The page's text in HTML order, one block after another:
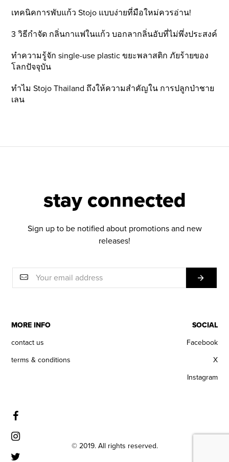
เทคนิคการพับแก้ว Stojo แบบง่ายที่มือใหม่ควรอ่าน!
3 วิธีกำจัด กลิ่นกาแฟในแก้ว บอกลากลิ่นอับที่ไม่พึ่งประสงค์
ทำความรู้จัก single-use plastic ขยะพลาสติก ภัยร้ายของ
โลกปัจจุบัน
ทำไม Stojo Thailand ถึงให้ความสำคัญใน การปลูกป่าชาย
เลน
stay connected
Sign up to be notified about promotions and new
releases!
MORE INFO
contact us
terms & conditions
SOCIAL
Facebook
X
Instagram
© 2019. All rights reserved.